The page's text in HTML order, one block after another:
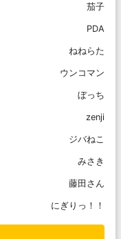
茄子
PDA
ねねらた
ウンコマン
ぼっち
zenji
ジバねこ
みさき
藤田さん
にぎりっ！！